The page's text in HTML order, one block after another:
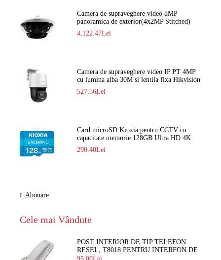
Camera de supraveghere video 8MP
panoramica de exterior(4x2MP Stitched)
Navaio NGC-7482PR
4,122.47Lei
Camera de supraveghere video IP PT 4MP
cu lumina alba 30M si lentila fixa Hikvision
DS-2DE2C400SCG-E F1
527.56Lei
Card microSD Kioxia pentru CCTV cu
capacitate memorie 128GB Ultra HD 4K
LMEX2L128GG2
290.40Lei
Abonare
Cele mai Vândute
POST INTERIOR DE TIP TELEFON
RESEL, T8018 PENTRU INTERFON DE
BLOC